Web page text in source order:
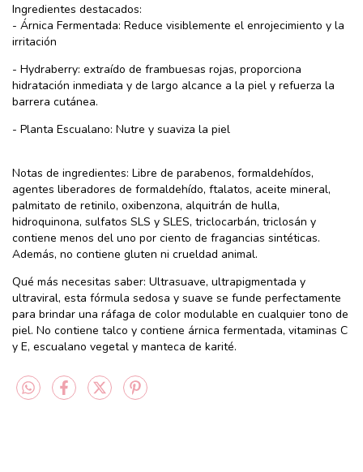
Ingredientes destacados:
- Árnica Fermentada: Reduce visiblemente el enrojecimiento y la
irritación
- Hydraberry: extraído de frambuesas rojas, proporciona
hidratación inmediata y de largo alcance a la piel y refuerza la
barrera cutánea.
- Planta Escualano: Nutre y suaviza la piel
Notas de ingredientes: Libre de parabenos, formaldehídos,
agentes liberadores de formaldehído, ftalatos, aceite mineral,
palmitato de retinilo, oxibenzona, alquitrán de hulla,
hidroquinona, sulfatos SLS y SLES, triclocarbán, triclosán y
contiene menos del uno por ciento de fragancias sintéticas.
Además, no contiene gluten ni crueldad animal.
Qué más necesitas saber: Ultrasuave, ultrapigmentada y
ultraviral, esta fórmula sedosa y suave se funde perfectamente
para brindar una ráfaga de color modulable en cualquier tono de
piel. No contiene talco y contiene árnica fermentada, vitaminas C
y E, escualano vegetal y manteca de karité.